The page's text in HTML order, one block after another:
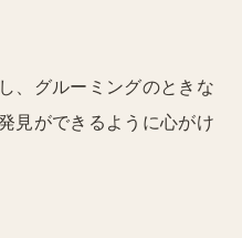
、グルーミングのときな
見ができるように心がけ